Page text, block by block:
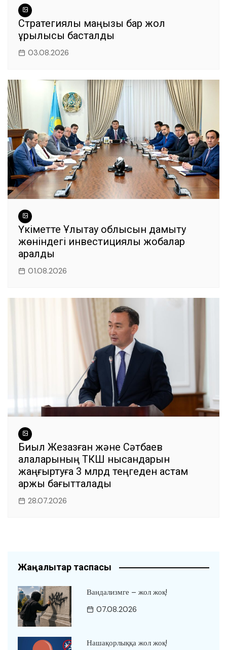
Стратегиялық маңызы бар жол
құрылысы басталды
03.08.2026
Үкіметте Ұлытау облысын дамыту
жөніндегі инвестициялық жобалар
қаралды
01.08.2026
Биыл Жезқазған және Сәтбаев
қалаларының ТКШ нысандарын
жаңғыртуға 3 млрд теңгеден астам
қаржы бағытталады
28.07.2026
Жаңалықтар таспасы
Вандализмге – жол жоқ!
07.08.2026
Нашақорлыққа жол жоқ!